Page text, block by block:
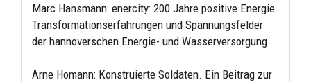
Marc Hansmann: enercity: 200 Jahre positive Energie.
Transformationserfahrungen und Spannungsfelder
der hannoverschen Energie- und Wasserversorgung
Arne Homann: Konstruierte Soldaten. Ein Beitrag zur